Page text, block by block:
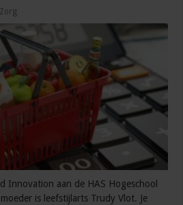
Zorg
Innovation aan de HAS Hogeschool
is leefstijlarts Trudy Vlot. Je